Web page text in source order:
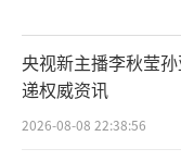
央视新主播李秋莹
递权威资讯
2026-08-08 22:38:56